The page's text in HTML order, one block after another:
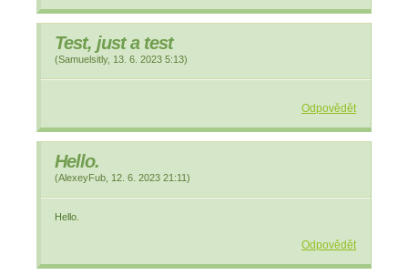
Test, just a test
(Samuelsitly, 13. 6. 2023 5:13)
Odpovědět
Hello.
(AlexeyFub 12. 6. 2023 21:11)
Hello.
Odpovědět